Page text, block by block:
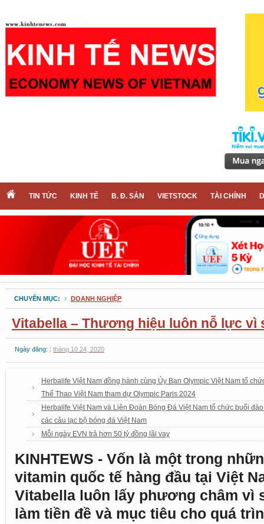
TIN TỨC KINH TẾ B. Đ. SẢN VIETSTOCK TÀI CHÍNH
CHUYÊN MỤC: DOANH NGHIỆP
Vitabella – Thương hiệu luôn nỗ lực vì
Ngày đăng: : tháng 10 24, 2020
Herbalife Việt Nam đồng hành cùng Ủy Ban Olympic Việt Nam tổ
Thể Thao Việt Nam tham dự Olympic Paris 2024
Herbalife Việt Nam và Liên Đoàn Bóng Đá Việt Nam tổ chức buổi
các câu lạc bộ bóng đá Việt Nam
Mỗi ngày EVN trả hơn 50 tỷ đồng lãi vay
KINHTEWS - Vốn là một trong
vitamin quốc tế hàng đầu tại Việt
Vitabella luôn lấy phương châm vì
làm tiền đề và mục tiêu cho quá